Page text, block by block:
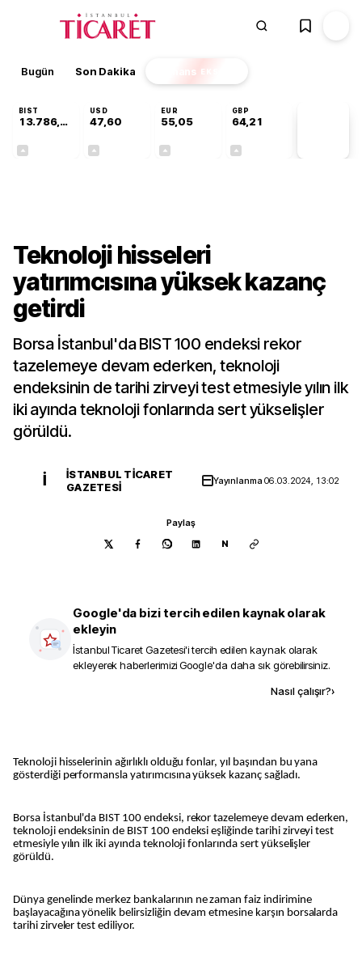
Bugün Son Dakika Finans EKSTRA
BIST
13.786,74
USD
47,60
EUR
55,05
GBP
64,21
Teknoloji hisseleri
yatırımcısına yüksek kazanç
getirdi
Borsa İstanbul'da BIST 100 endeksi rekor
tazelemeye devam ederken, teknoloji
endeksinin de tarihi zirveyi test etmesiyle yılın ilk
iki ayında teknoloji fonlarında sert yükselişler
görüldü.
İ
İSTANBUL TICARET
GAZETESI
Yayınlanma06.03.2024, 13:02
Paylaş
N
Google'da bizi tercih edilen kaynak olarak
ekleyin
İstanbul Ticaret Gazetesi'i tercih edilen kaynak olarak
ekleyerek haberlerimizi Google'da daha sık görebilirsiniz.
Nasıl çalışır?›
Teknoloji hisselerinin ağırlıklı olduğu fonlar, yıl başından bu yana
gösterdiği performansla yatırımcısına yüksek kazanç sağladı.
Borsa İstanbul'da BIST 100 endeksi, rekor tazelemeye devam ederken,
teknoloji endeksinin de BIST 100 endeksi eşliğinde tarihi zirveyi test
etmesiyle yılın ilk iki ayında teknoloji fonlarında sert yükselişler
görüldü.
Dünya genelinde merkez bankalarının ne zaman faiz indirimine
başlayacağına yönelik belirsizliğin devam etmesine karşın borsalarda
tarihi zirveler test ediliyor.